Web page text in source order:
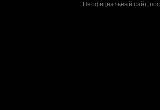
Неофициальный сайт,